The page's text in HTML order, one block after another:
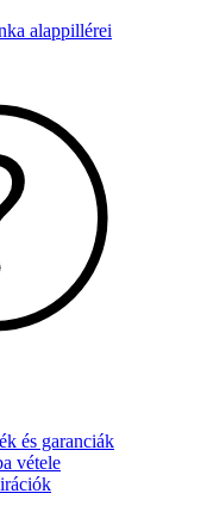
alappillérei
és garanciák
vétele